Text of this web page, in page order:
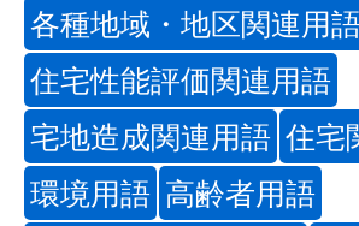
各種地域・地区関連用
住宅性能評価関連用語
宅地造成関連用語 住宅
環境用語 高齢者用語